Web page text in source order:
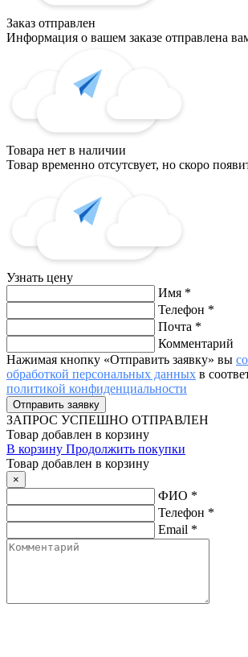
Заказ отправлен
Информация о вашем заказе отправлена
Товара нет в наличии
Товар временно отсутсвует, но скоро
Узнать цену
Имя *
Телефон *
Почта *
Комментарий
Нажимая кнопку «Отправить заявку» вы
обработкой персональных данных в
политикой конфиденциальности
ЗАПРОС УСПЕШНО ОТПРАВЛЕН
Товар добавлен в корзину
В корзину Продолжить покупки
Товар добавлен в корзину
×
ФИО *
Телефон *
Email *